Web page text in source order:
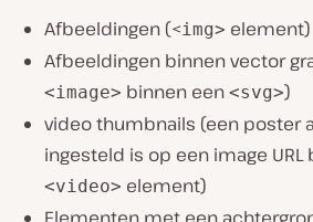
Afbeeldingen (<img> element)
Afbeeldingen binnen vector
<image> binnen een <svg>)
video thumbnails (een poster
ingesteld is op een image URL
<video> element)